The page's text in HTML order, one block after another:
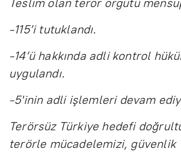
Teslim olan terör örgütü
-115’i tutuklandı.
-14’ü hakkında adli kontrol
uygulandı.
-5'inin adli işlemleri devam
Terörsüz Türkiye hedefi
terörle mücadelemizi, güvenlik